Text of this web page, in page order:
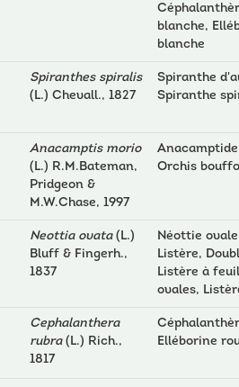
blanche,
blanche
Spiranthes spiralis
(L.) Chevall., 1827
Spiranthe
Spiranthe
Anacamptis morio
(L.) R.M.Bateman,
Pridgeon &
M.W.Chase, 1997
Orchis
Neottia ovata(L.)
Bluff & Fingerh.,
1837
Néottie
Listère,
Listère à
ovales,
Cephalanthera
rubra(L.) Rich.,
1817
Elléborine